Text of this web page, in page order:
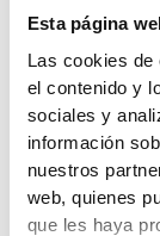
Esta página
Las cookies
el contenido y
sociales y
información
nuestros
web, quienes
que les haya
el ámbito
nóminas,
envío de
realizamos
de tu
Estudiamos